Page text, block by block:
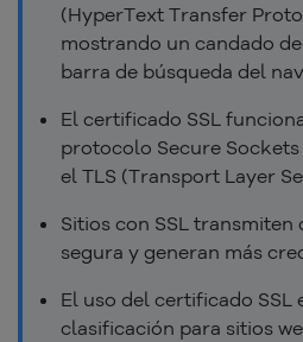
(HyperText Transfer
mostrando un candado
barra de búsqueda del
El certificado SSL
protocolo Secure Sockets
el TLS (Transport Layer
Sitios con SSL transmiten
segura y generan más
El uso del certificado SSL
clasificación para sitios